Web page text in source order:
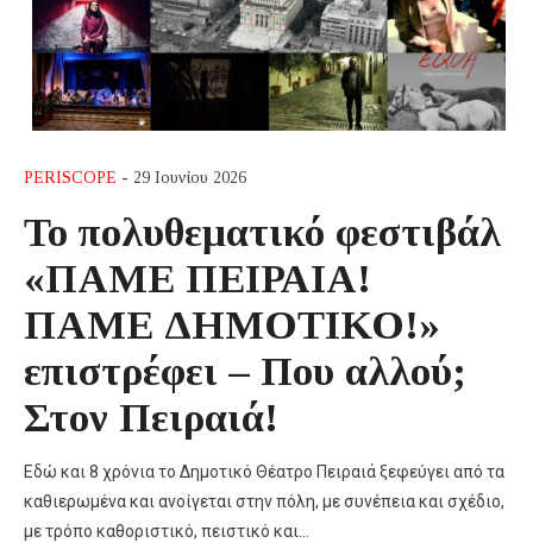
PERISCOPE - 29 Ιουνίου 2026
Το πολυθεματικό φεστιβάλ
«ΠΑΜΕ ΠΕΙΡΑΙΑ!
ΠΑΜΕ ΔΗΜΟΤΙΚΟ!»
επιστρέφει – Που αλλού;
Στον Πειραιά!
Εδώ και 8 χρόνια το Δημοτικό Θέατρο Πειραιά ξεφεύγει από τα
καθιερωμένα και ανοίγεται στην πόλη, με συνέπεια και σχέδιο,
με τρόπο καθοριστικό, πειστικό και…